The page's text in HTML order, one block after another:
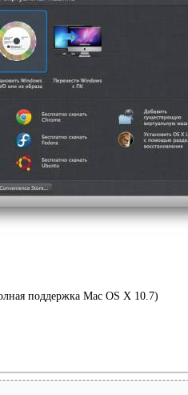
поддержка Mac OS X 10.7)